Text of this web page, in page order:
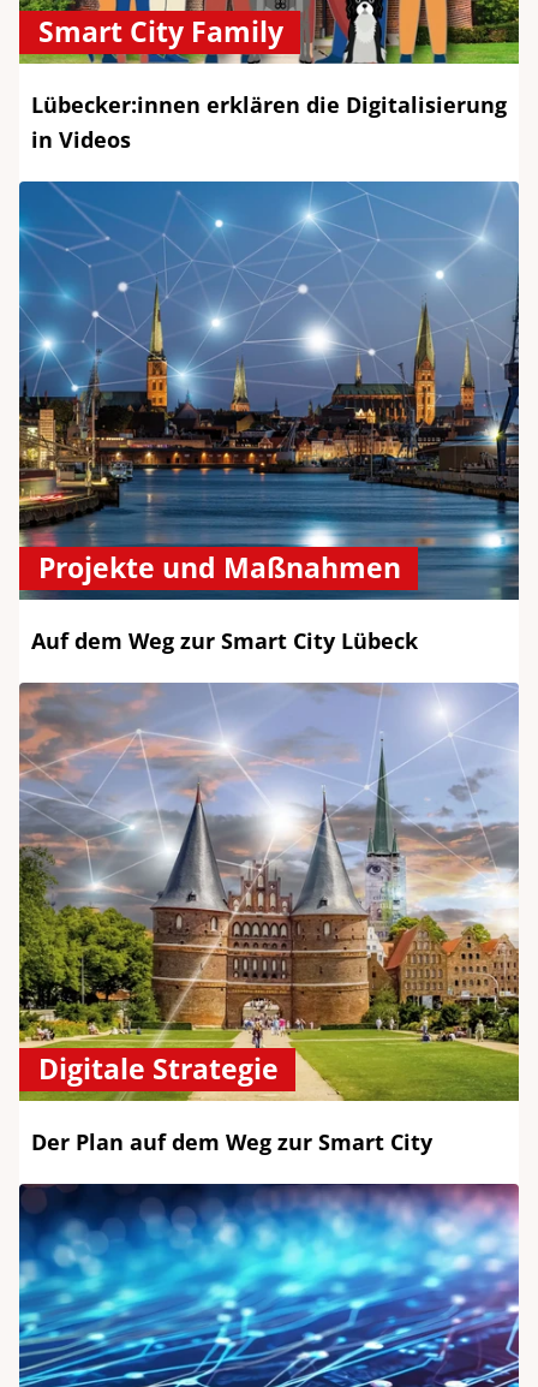
Smart City Family
Lübecker:innen erklären die Digitalisierung
in Videos
Projekte und Maßnahmen
Auf dem Weg zur Smart City Lübeck
Digitale Strategie
Der Plan auf dem Weg zur Smart City